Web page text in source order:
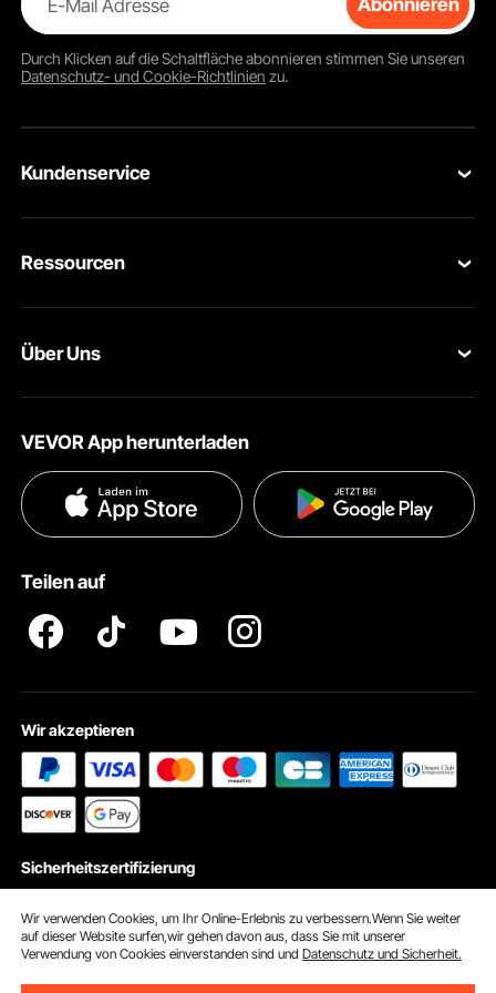
E-Mail Adresse Abonnieren
Durch Klicken auf die Schaltflächeabonnieren stimmen Sie unseren
Datenschutz- und Cookie-Richtlinien zu.
Kundenservice
Rückgaben & Ersatz
Zahlungsmethoden
Ressourcen
Pro-Mitgliederprogramm
Influencer Programm
Über Uns
Nutzungsbedingungen
Datenschutzerklärung
VEVOR App herunterladen
Teilen auf
Wir akzeptieren
Sicherheitszertifizierung
Wir verwenden Cookies, um Ihr Online-Erlebnis zu verbessern.Wenn Sie weiter
auf dieser Website surfen,wir gehen davon aus, dass Sie mit unserer
Verwendung von Cookies einverstanden sind undDatenschutz und Sicherheit.